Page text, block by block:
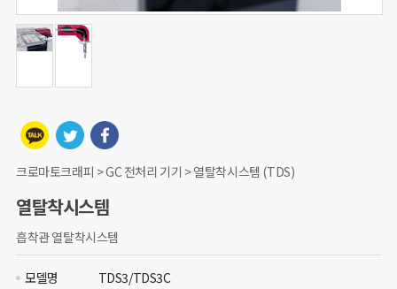
크로마토크래피 > GC 전처리 기기 > 열탈착시스템 (TDS)
열탈착시스템
흡착관 열탈착시스템
모델명
TDS3/TDS3C